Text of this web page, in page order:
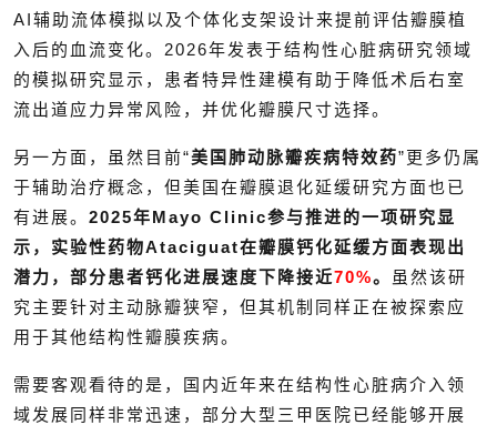
AI辅助流体模拟以及个体化支架设计来提前评估瓣膜植
入后的血流变化。2026年发表于结构性心脏病研究领域
的模拟研究显示，患者特异性建模有助于降低术后右室
流出道应力异常风险，并优化瓣膜尺寸选择。
另一方面，虽然目前“美国肺动脉瓣疾病特效药”更多仍属
于辅助治疗概念，但美国在瓣膜退化延缓研究方面也已
有进展。 2025年Mayo Clinic参与推进的一项研究显
示，实验性药物Ataciguat在瓣膜钙化延缓方面表现出
潜力，部分患者钙化进展速度下降接近70%。
虽然该研
究主要针对主动脉瓣狭窄，但其机制同样正在被探索应
用于其他结构性瓣膜疾病。
需要客观看待的是，国内近年来在结构性心脏病介入领
域发展同样非常迅速，部分大型三甲医院已经能够开展